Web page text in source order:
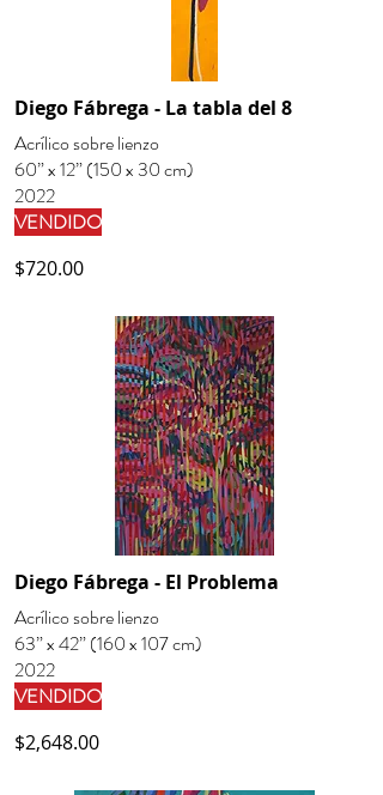
Diego Fábrega - La tabla del 8
Acrílico sobre lienzo
60” x 12” (150 x 30 cm)
2022
VENDIDO
$720.00
Diego Fábrega - El Problema
Acrílico sobre lienzo
63” x 42” (160 x 107 cm)
2022
VENDIDO
$2,648.00